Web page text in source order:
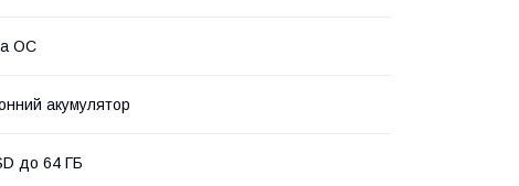
ОС
акумулятор
до 64 ГБ